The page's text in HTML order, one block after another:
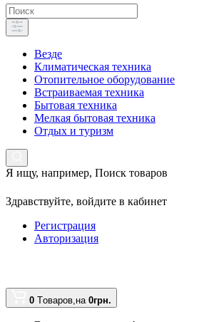
Везде
Климатическая техника
Отопительное оборудование
Встраиваемая техника
Бытовая техника
Мелкая бытовая техника
Отдых и туризм
Я ищу, например, Поиск товаров
Здравствуйте, войдите в кабинет
Регистрация
Авторизация
0 Tоваров,на 0грн.